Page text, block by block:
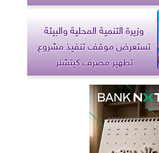
وزيرة التنمية المحلية والبيئة
تستعرض موقف تنفيذ مشروع
تطهير مصرف كيتشنر